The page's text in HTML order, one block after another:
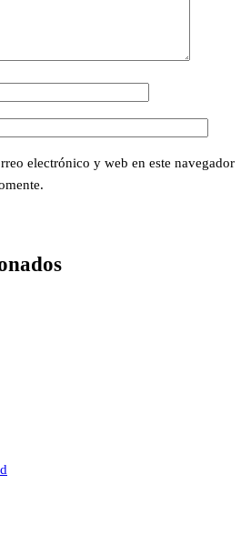
electrónico y web en este navegador